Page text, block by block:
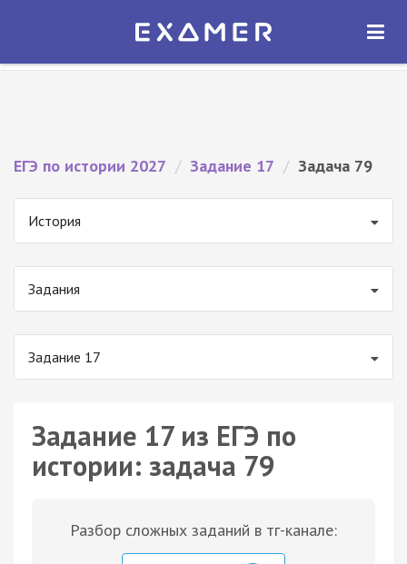
Экзамер — ЕГЭ 2027
ОТКРЫТЬ
ЕГЭ по истории 2027 / Задание 17 / Задача 79
История
Задания
Задание 17
Задание 17 из ЕГЭ по
истории: задача 79
Разбор сложных заданий в тг-канале: